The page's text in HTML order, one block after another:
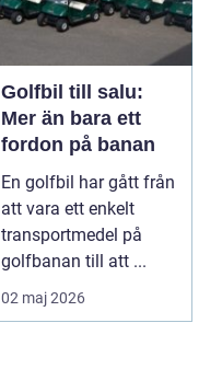
Golfbil till salu:
Mer än bara ett
fordon på banan
En golfbil har gått från
att vara ett enkelt
transportmedel på
golfbanan till att ...
02 maj 2026